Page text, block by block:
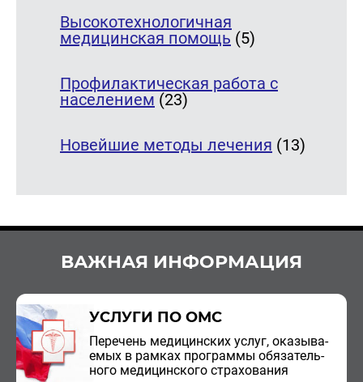
Высокотехнологичная
медицинская помощь (5)
Профилактическая работа с
населением (23)
Новейшие методы лечения (13)
ВАЖНАЯ ИНФОРМАЦИЯ
УСЛУГИ ПО ОМС
Пе­ре­чень ме­ди­цин­ских услуг, ока­зы­ва­
е­мых в рам­ках про­грам­мы обя­за­тель­
но­го ме­ди­цин­ско­го стра­хо­ва­ния